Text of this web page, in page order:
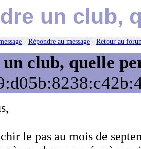
un club,
- Répondre au message - Retour au
club, quelle
le pas au mois de